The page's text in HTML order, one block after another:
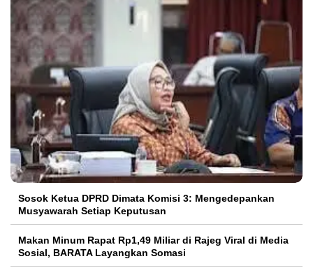
Sosok Ketua DPRD Dimata Komisi 3: Mengedepankan
Musyawarah Setiap Keputusan
Makan Minum Rapat Rp1,49 Miliar di Rajeg Viral di Media
Sosial, BARATA Layangkan Somasi